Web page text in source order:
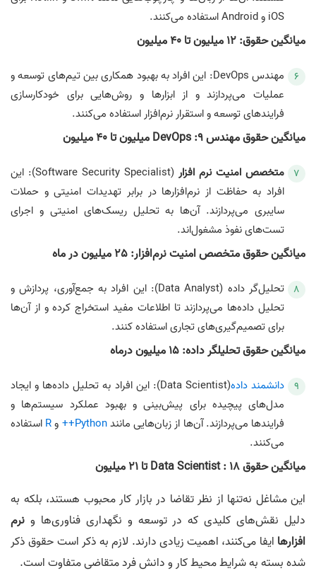
iOS و Android استفاده می‌کنند.
میانگین حقوق: 12 میلیون تا 40 میلیون
مهندس DevOps: این افراد به بهبود همکاری بین تیم‌های توسعه و
عملیات می‌پردازند و از ابزارها و روش‌هایی برای خودکارسازی
فرایندهای توسعه و استقرار نرم‌افزار استفاده می‌کنند.
میانگین حقوق مهندس DevOps :9 میلیون تا 40 میلیون
متخصص امنیت نرم‌ افزار
(Software Security Specialist): این
افراد به حفاظت از نرم‌افزارها در برابر تهدیدات امنیتی و حملات
سایبری می‌پردازند. آن‌ها به تحلیل ریسک‌های امنیتی و اجرای
تست‌های نفوذ مشغول‌اند.
میانگین حقوق متخصص امنیت نرم‌افزار: 25 میلیون در ماه
تحلیل‌گر داده (Data Analyst): این افراد به جمع‌آوری، پردازش و
تحلیل داده‌ها می‌پردازند تا اطلاعات مفید استخراج کرده و از آن‌ها
برای تصمیم‌گیری‌های تجاری استفاده کنند.
میانگین حقوق تحلیلگر داده: 15 میلیون درماه
دانشمند داده
(Data Scientist): این افراد به تحلیل داده‌ها و ایجاد
مدل‌های پیچیده برای پیش‌بینی و بهبود عملکرد سیستم‌ها و
فرایندها می‌پردازند. آن‌ها از زبان‌هایی مانندPython++ وR استفاده
می‌کنند.
میانگین حقوق Data Scientist : 18 تا 21 میلیون
این مشاغل نه‌تنها از نظر تقاضا در بازار کار محبوب هستند، بلکه به
دلیل نقش‌های کلیدی که در توسعه و نگهداری فناوری‌ها و نرم‌
افزارها ایفا می‌کنند، اهمیت زیادی دارند. لازم به ذکر است حقوق ذکر
شده بسته به شرایط محیط کار و دانش فرد متقاضی متفاوت است.